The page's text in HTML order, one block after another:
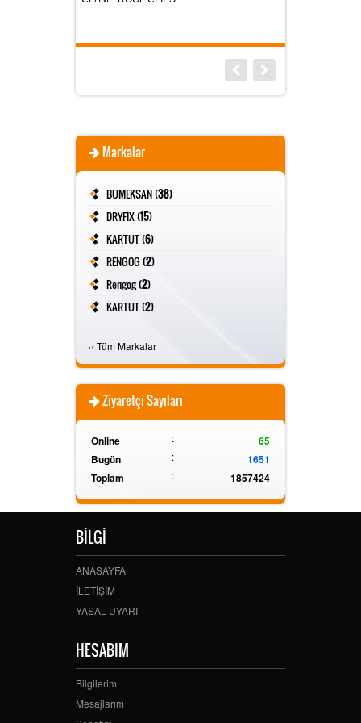
Markalar
BUMEKSAN (38)
DRYFİX (15)
KARTUT (6)
RENGOG (2)
Rengog (2)
KARTUT (2)
›› Tüm Markalar
Ziyaretçi Sayıları
Online :
65
Bugün
:
1651
Toplam
: 1857424
BİLGİ
ANASAYFA
İLETİŞİM
YASAL UYARI
HESABIM
Bilgilerim
Mesajlarım